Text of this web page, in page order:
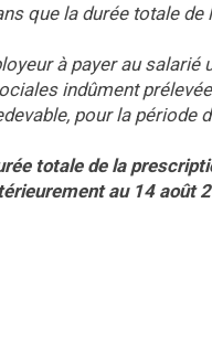
que la durée totale
à payer au
indûment
pour la période
totale de la
au 14 août